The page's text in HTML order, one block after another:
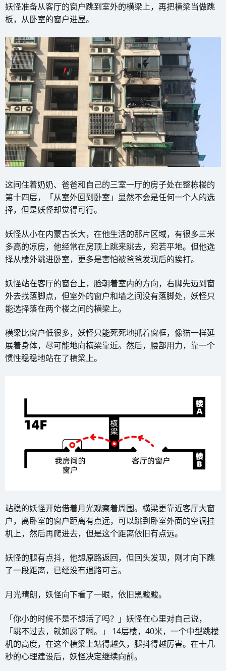
妖怪准备从客厅的窗户跳到室外的横梁上，再把横梁当做跳
板，从卧室的窗户进屋。
这间住着奶奶、爸爸和自己的三室一厅的房子处在整栋楼的
第十四层，「从室外回到卧室」显然不会是任何一个人的选
择，但是妖怪却觉得可行。
妖怪从小在内蒙古长大，在他生活的那片区域，有很多三米
多高的凉房，他经常在房顶上跳来跳去，宛若平地。但他选
择从楼外跳进卧室，更多是害怕被爸爸发现后的挨打。
妖怪站在客厅的窗台上，脸朝着室内的方向，右脚先迈到窗
外去找落脚点，但室外的窗户和墙之间没有落脚处，妖怪只
能选择落在两个楼之间的横梁上。
横梁比窗户低很多，妖怪只能死死地抓着窗框，像猫一样延
展着身体，尽可能地向横梁靠近。然后，腰部用力，靠一个
惯性稳稳地站在了横梁上。
站稳的妖怪开始借着月光观察着周围。横梁更靠近客厅大窗
户，离卧室的窗户距离有点远，可以跳到卧室外面的空调挂
机上，然后再爬进去，但是这个距离依旧有点远。
妖怪的腿有点抖，他想原路返回，但回头发现，刚才向下跳
了一段距离，已经没有退路可言。
月光晴朗，妖怪向下看了一眼，依旧黑黢黢。
「你小的时候不是不想活了吗？」妖怪在心里对自己说，
「跳不过去，就如愿了啊。」 14层楼，40米，一个中型跳楼
机的高度，在这个横梁上站得越久，腿抖得越厉害。在十几
秒的心理建设后，妖怪决定继续向前。